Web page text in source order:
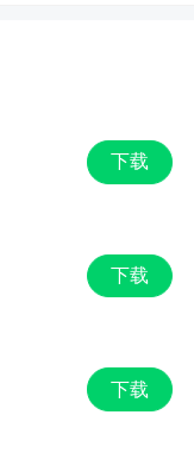
下载
下载
下载